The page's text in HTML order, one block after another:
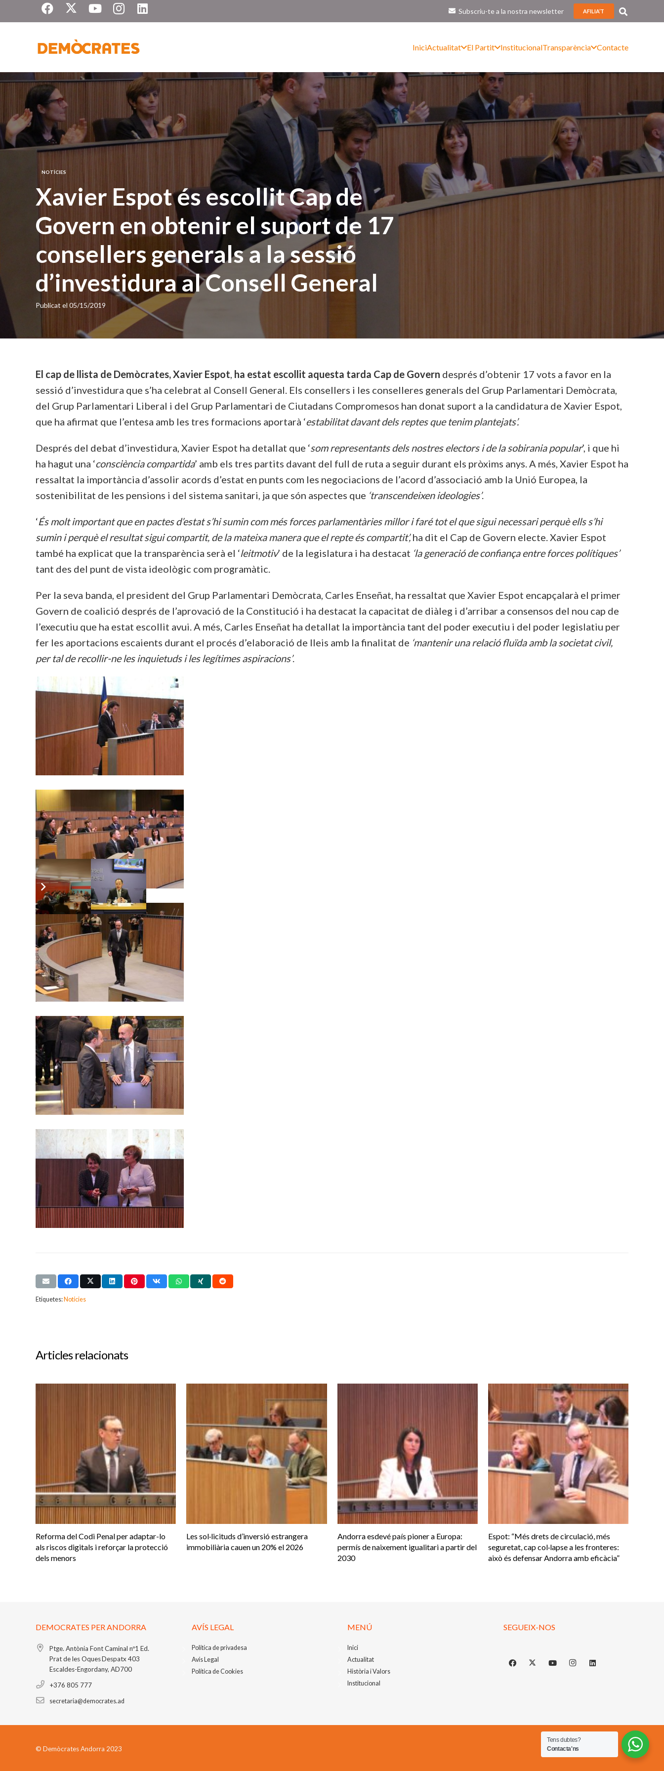
Subscriu-te a la nostra newsletter AFILIA’T
IniciActualitat El Partit InstitucionalTransparència Contacte
NOTÍCIES
Xavier Espot és escollit Cap de
Govern en obtenir el suport de 17
consellers generals a la sessió
d’investidura al Consell General
Publicat el 05/15/2019
El cap de llista de Demòcrates, Xavier Espot, ha estat escollit aquesta tarda Cap de Govern després d’obtenir 17 vots a favor en la
sessió d’investidura que s’ha celebrat al Consell General. Els consellers i les conselleres generals del Grup Parlamentari Demòcrata,
del Grup Parlamentari Liberal i del Grup Parlamentari de Ciutadans Compromesos han donat suport a la candidatura de Xavier Espot,
que ha afirmat que l’entesa amb les tres formacions aportarà ‘estabilitat davant dels reptes que tenim plantejats’.
Després del debat d’investidura, Xavier Espot ha detallat que ‘som representants dels nostres electors i de la sobirania popular’, i que hi
ha hagut una ‘consciència compartida’ amb els tres partits davant del full de ruta a seguir durant els pròxims anys. A més, Xavier Espot ha
ressaltat la importància d’assolir acords d’estat en punts com les negociacions de l’acord d’associació amb la Unió Europea, la
sostenibilitat de les pensions i del sistema sanitari, ja que són aspectes que ‘transcendeixen ideologies’.
‘És molt important que en pactes d’estat s’hi sumin com més forces parlamentàries millor i faré tot el que sigui necessari perquè ells s’hi
sumin i perquè el resultat sigui compartit, de la mateixa manera que el repte és compartit’,ha dit el Cap de Govern electe. Xavier Espot
també ha explicat que la transparència serà el ‘leitmotiv’ de la legislatura i ha destacat ‘la generació de confiança entre forces polítiques’
tant des del punt de vista ideològic com programàtic.
Per la seva banda, el president del Grup Parlamentari Demòcrata, Carles Enseñat, ha ressaltat que Xavier Espot encapçalarà el primer
Govern de coalició després de l’aprovació de la Constitució i ha destacat la capacitat de diàleg i d’arribar a consensos del nou cap de
l’executiu que ha estat escollit avui. A més, Carles Enseñat ha detallat la importància tant del poder executiu i del poder legislatiu per
fer les aportacions escaients durant el procés d’elaboració de lleis amb la finalitat de ‘mantenir una relació fluïda amb la societat civil,
per tal de recollir-ne les inquietuds i les legítimes aspiracions’.
Etiquetes: Notícies
Articles relacionats
Reforma del Codi Penal per adaptar-lo
als riscos digitals i reforçar la protecció
dels menors
Les sol·licituds d’inversió estrangera
immobiliària cauen un 20% el 2026
Andorra esdevé país pioner a Europa:
permís de naixement igualitari a partir del
2030
Espot: “Més drets de circulació, més
seguretat, cap col·lapse a les fronteres:
això és defensar Andorra amb eficàcia”
DEMOCRATES PER ANDORRA
Ptge. Antònia Font Caminal nº1 Ed.
Prat de les OquesDespatx 403
Escaldes-Engordany, AD700
+376 805 777
secretaria@democrates.ad
AVÍS LEGAL
Política de privadesa
Avís Legal
Política de Cookies
MENÚ
Inici
Actualitat
Història i Valors
Institucional
SEGUEIX-NOS
© Demòcrates Andorra 2023
Tens dubtes?
Contacta'ns